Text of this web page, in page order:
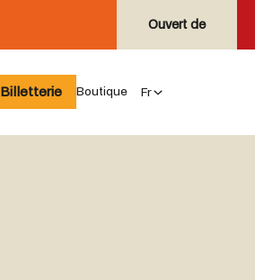
Ouvert de
Billetterie Boutique